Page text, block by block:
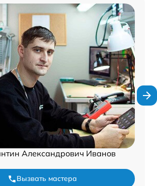
Александрович Иванов
Вызвать мастера